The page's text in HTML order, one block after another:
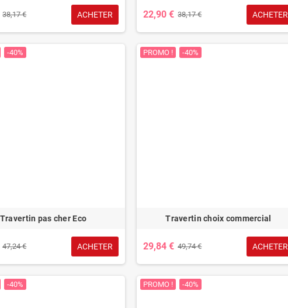
38,17 € ACHETER 22,90 € 38,17 € ACHETER
-40%
Travertin pas cher Eco
47,24 € ACHETER
PROMO ! -40%
Travertin choix commercial
29,84 € 49,74 € ACHETER
-40% PROMO ! -40%